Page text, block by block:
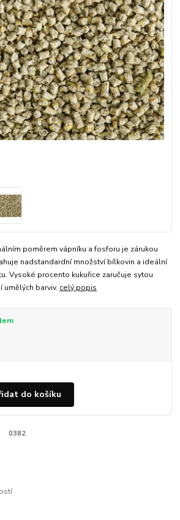
poměrem vápníku a fosforu je zárukou
nadstandardní množství bílkovin a ideální
Vysoké procento kukuřice zaručuje sytou
umělých barviv. celý popis
do košíku
0382